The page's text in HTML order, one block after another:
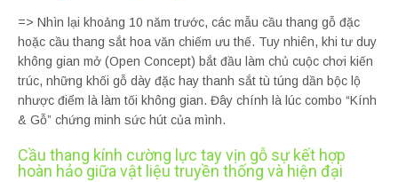
=> Nhìn lại khoảng 10 năm trước, các mẫu cầu thang gỗ đặc
hoặc cầu thang sắt hoa văn chiếm ưu thế. Tuy nhiên, khi tư duy
không gian mở (Open Concept) bắt đầu làm chủ cuộc chơi kiến
trúc, những khối gỗ dày đặc hay thanh sắt tù túng dần bộc lộ
nhược điểm là làm tối không gian. Đây chính là lúc combo “Kính
& Gỗ” chứng minh sức hút của mình.
Cầu thang kính cường lực tay vịn gỗ sự kết hợp
hoàn hảo giữa vật liệu truyền thống và hiện đại